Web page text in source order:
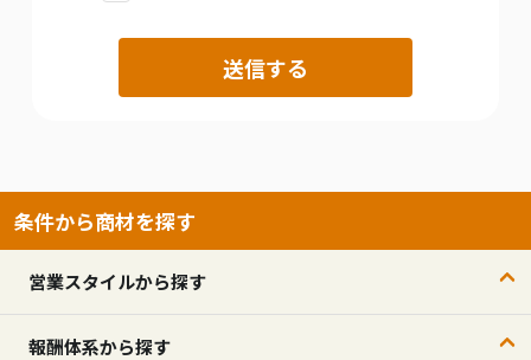
条件から商材を探す
営業スタイルから探す
報酬体系から探す